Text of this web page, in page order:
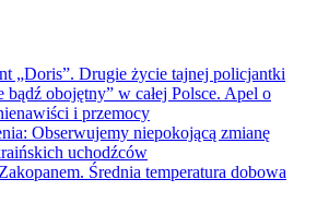
„Doris”. Drugie życie tajnej policjantki
bądź obojętny” w całej Polsce. Apel o
i przemocy
Obserwujemy niepokojącą zmianę
uchodźców
Średnia temperatura dobowa